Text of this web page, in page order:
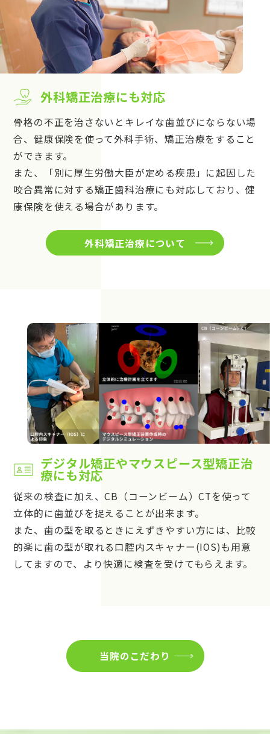
外科矯正治療にも対応
骨格の不正を治さないとキレイな歯並びにならない場
合、健康保険を使って外科手術、矯正治療をすること
ができます。
また、「別に厚生労働大臣が定める疾患」に起因した
咬合異常に対する矯正歯科治療にも対応しており、健
康保険を使える場合があります。
外科矯正治療について
デジタル矯正やマウスピース型矯正治
療にも対応
従来の検査に加え、CB（コーンビーム）CTを使って
立体的に歯並びを捉えることが出来ます。
また、歯の型を取るときにえずきやすい方には、比較
的楽に歯の型が取れる口腔内スキャナー(IOS)も用意
してますので、より快適に検査を受けてもらえます。
当院のこだわり